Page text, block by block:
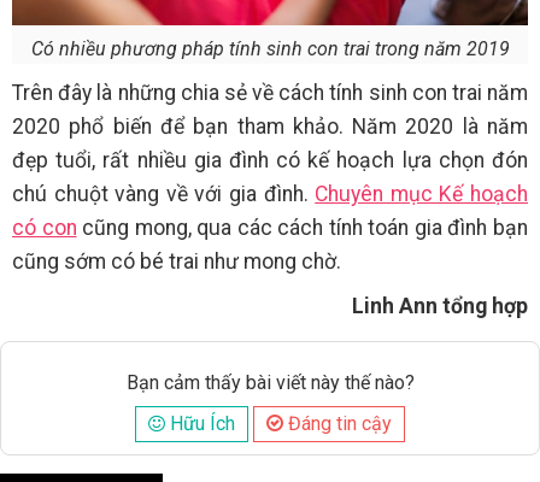
Có nhiều phương pháp tính sinh con trai trong năm 2019
Trên đây là những chia sẻ về cách tính sinh con trai năm
2020 phổ biến để bạn tham khảo. Năm 2020 là năm
đẹp tuổi, rất nhiều gia đình có kế hoạch lựa chọn đón
chú chuột vàng về với gia đình. Chuyên mục Kế hoạch
có con cũng mong, qua các cách tính toán gia đình bạn
cũng sớm có bé trai như mong chờ.
Linh Ann tổng hợp
Bạn cảm thấy bài viết này thế nào?
Hữu Ích
Đáng tin cậy